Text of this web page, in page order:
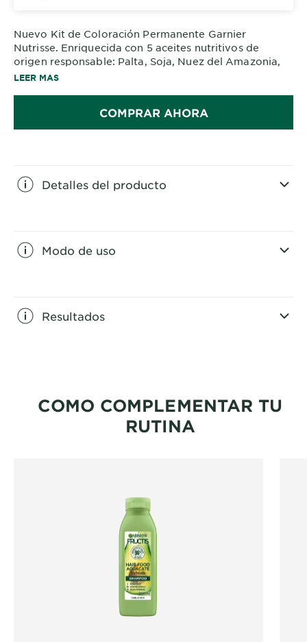
Nuevo Kit de Coloración Permanente Garnier
Nutrisse. Enriquecida con 5 aceites nutritivos de
origen responsable: Palta, Soja, Nuez del Amazonia,
Oliva,
LEER MAS
COMPRAR AHORA
Detalles del producto
Modo de uso
Resultados
COMO COMPLEMENTAR TU
RUTINA